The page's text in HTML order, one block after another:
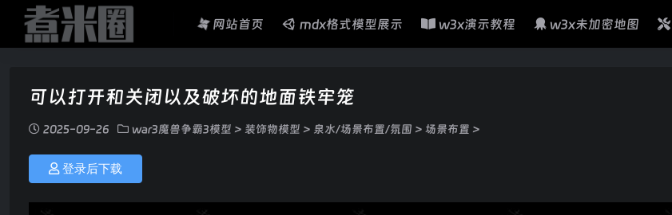
网站首页 mdx格式模型展示 w3x演示教程 w3x未加密地图
可以打开和关闭以及破坏的地面铁牢笼
2025-09-26 war3魔兽争霸3模型 > 装饰物模型 > 泉水/场景布置/氛围 > 场景布置 >
登录后下载